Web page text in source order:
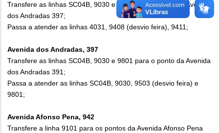
Transfere as linhas SC04B, 9030 e 9801 para o ponto da Avenida
dos Andradas 397;
Passa a atender as linhas 4031, 9408 (desvio feira), 9411;
Avenida dos Andradas, 397
Transfere as linhas SC04B, 9030 e 9801 para o ponto da Avenida
dos Andradas 391;
Passa a atender as linhas SC04B, 9030, 9503 (desvio feira) e
9801;
Avenida Afonso Pena, 942
Transfere a linha 9101 para os pontos da Avenida Afonso Pena